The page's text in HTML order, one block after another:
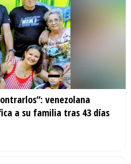
venezolana
a su familia tras 43 días